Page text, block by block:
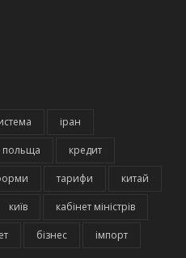
іран
польща кредит
тарифи китай
київ кабінет міністрів
бізнес імпорт